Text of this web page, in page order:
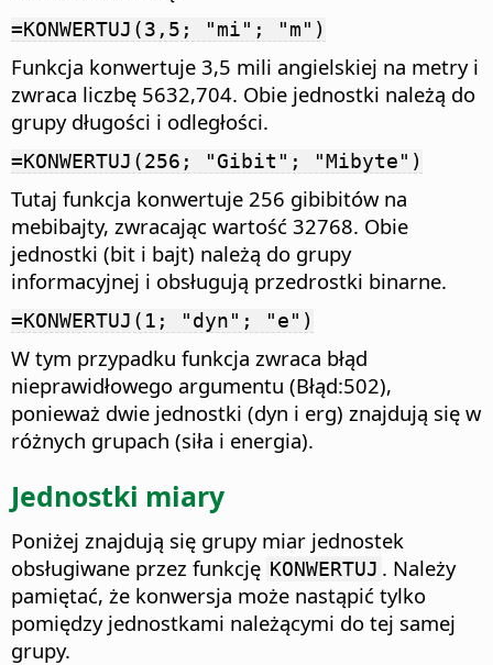
=KONWERTUJ(3,5; "mi"; "m")
Funkcja konwertuje 3,5 mili angielskiej na metry i
zwraca liczbę 5632,704. Obie jednostki należą do
grupy długości i odległości.
=KONWERTUJ(256; "Gibit"; "Mibyte")
Tutaj funkcja konwertuje 256 gibibitów na
mebibajty, zwracając wartość 32768. Obie
jednostki (bit i bajt) należą do grupy
informacyjnej i obsługują przedrostki binarne.
=KONWERTUJ(1; "dyn"; "e")
W tym przypadku funkcja zwraca błąd
nieprawidłowego argumentu (Błąd:502),
ponieważ dwie jednostki (dyn i erg) znajdują się w
różnych grupach (siła i energia).
Jednostki miary
Poniżej znajdują się grupy miar jednostek
obsługiwane przez funkcję KONWERTUJ . Należy
pamiętać, że konwersja może nastąpić tylko
pomiędzy jednostkami należącymi do tej samej
grupy.